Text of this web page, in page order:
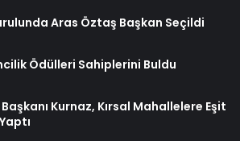
Aras Öztaş Başkan Seçildi
Ödülleri Sahiplerini Buldu
Kurnaz, Kırsal Mahallelere Eşit